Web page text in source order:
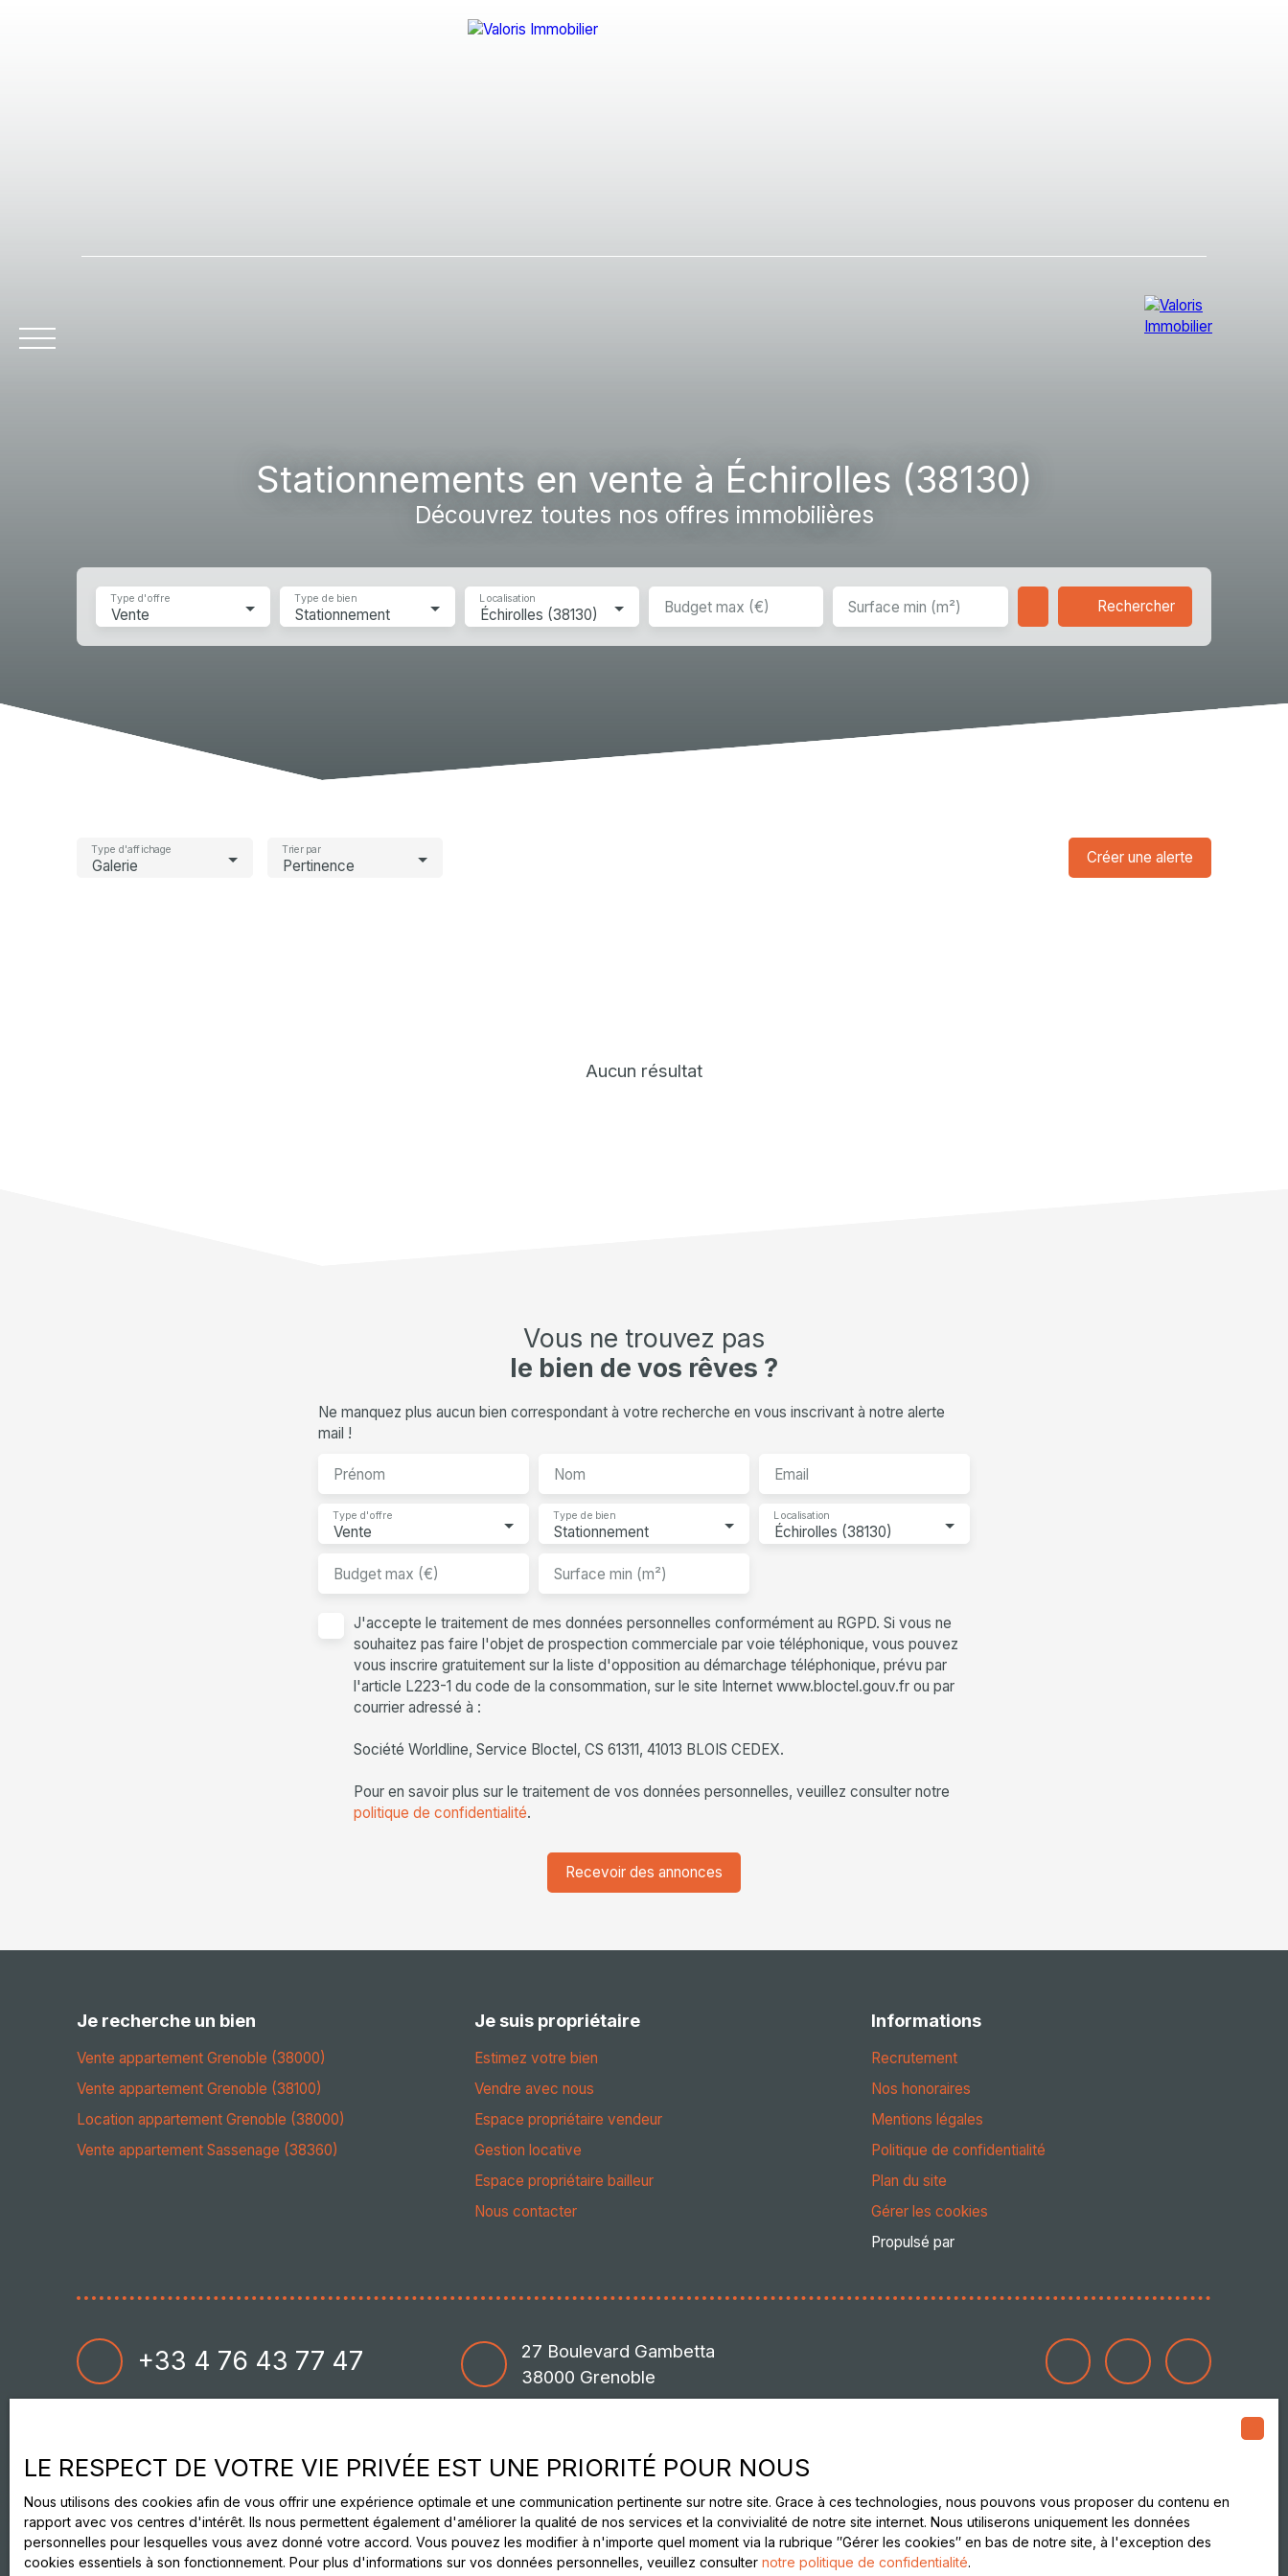
Stationnements en vente à Échirolles (38130)
Découvrez toutes nos offres immobilières
Vente
Type d'offre
Stationnement
Type de bien
Échirolles (38130)
Localisation Budget max (€) Surface min (m²) Rechercher
Galerie
Type d'affichage
Pertinence
Trier par Créer une alerte
Aucun résultat
Vous ne trouvez pas
le bien de vos rêves ?
Ne manquez plus aucun bien correspondant à votre recherche en vous inscrivant à notre alerte
mail !
Prénom Nom Email
Vente
Type d'offre
Stationnement
Type de bien
Échirolles (38130)
Localisation
Budget max (€) Surface min (m²)
J'accepte le traitement de mes données personnelles conformément au RGPD. Si vous ne
souhaitez pas faire l'objet de prospection commerciale par voie téléphonique, vous pouvez
vous inscrire gratuitement sur la liste d'opposition au démarchage téléphonique, prévu par
l'article L223-1 du code de la consommation, sur le site Internet www.bloctel.gouv.fr ou par
courrier adressé à :
Société Worldline, Service Bloctel, CS 61311, 41013 BLOIS CEDEX.
Pour en savoir plus sur le traitement de vos données personnelles, veuillez consulter notre
politique de confidentialité.
Recevoir des annonces
Je recherche un bien
Vente appartement Grenoble (38000)
Vente appartement Grenoble (38100)
Location appartement Grenoble (38000)
Vente appartement Sassenage (38360)
Je suis propriétaire
Estimez votre bien
Vendre avec nous
Espace propriétaire vendeur
Gestion locative
Espace propriétaire bailleur
Nous contacter
Informations
Recrutement
Nos honoraires
Mentions légales
Politique de confidentialité
Plan du site
Gérer les cookies
Propulsé par
+33 4 76 43 77 47
27 Boulevard Gambetta
38000 Grenoble
LE RESPECT DE VOTRE VIE PRIVÉE EST UNE PRIORITÉ POUR NOUS
Nous utilisons des cookies afin de vous offrir une expérience optimale et une communication pertinente sur notre site. Grace à ces technologies, nous pouvons vous proposer du contenu en
rapport avec vos centres d'intérêt. Ils nous permettent également d'améliorer la qualité de nos services et la convivialité de notre site internet. Nous utiliserons uniquement les données
personnelles pour lesquelles vous avez donné votre accord. Vous pouvez les modifier à n'importe quel moment via la rubrique ″Gérer les cookies″ en bas de notre site, à l'exception des
cookies essentiels à son fonctionnement. Pour plus d'informations sur vos données personnelles, veuillez consulter notre politique de confidentialité.